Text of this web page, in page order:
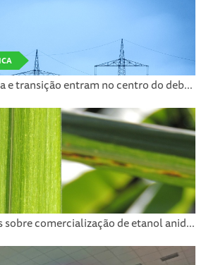
e transição entram no centro do deb...
comercialização de etanol anid...